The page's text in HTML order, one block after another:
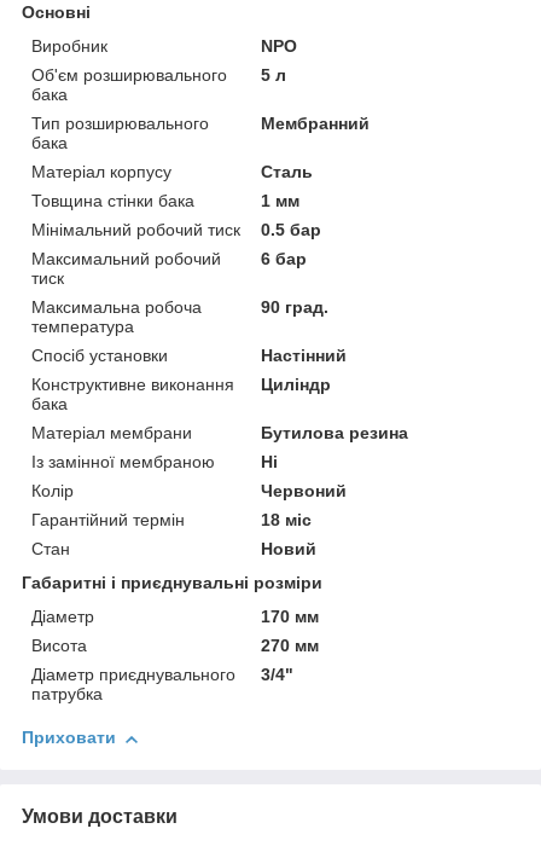
Основні
Виробник
NPO
Об'єм розширювального
бака
5 л
Тип розширювального
бака
Мембранний
Матеріал корпусу
Сталь
Товщина стінки бака
1 мм
Мінімальний робочий тиск
0.5 бар
Максимальний робочий
тиск
6 бар
Максимальна робоча
температура
90 град.
Спосіб установки
Настінний
Конструктивне виконання
бака
Циліндр
Матеріал мембрани
Бутилова резина
Із замінної мембраною
Ні
Колір
Червоний
Гарантійний термін
18 міс
Стан
Новий
Габаритні і приєднувальні розміри
Діаметр
170 мм
Висота
270 мм
Діаметр приєднувального
патрубка
3/4"
Приховати
Умови доставки